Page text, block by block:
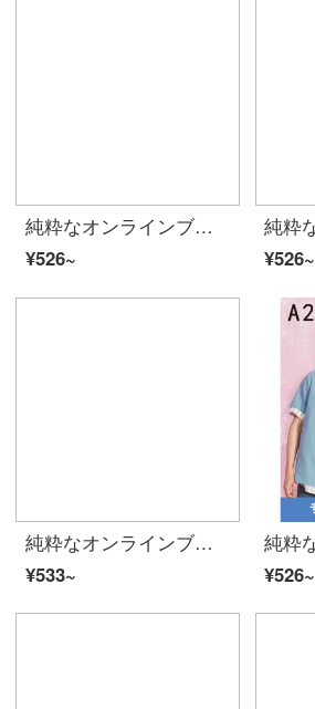
純粋なオンラインブランドA 21夏に、2020カップルのためのスポーツプリントTシャッツのゆったり半袖上着ファッション男性R 402134 1274黒-男性用M
¥526~
¥526~
純粋なオンラインブランドA 21夏に、2020レイディ・スーフを新着しています。シンプルな横縞のブラウスのゆったりとした丸首Tシャツの学生F 02231066チェリーレッド160/84 A/M
¥533~
¥526~